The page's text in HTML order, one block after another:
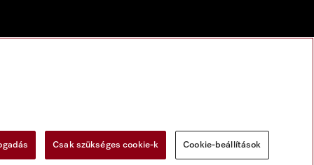
Csak szükséges cookie-k Cookie-beállítások